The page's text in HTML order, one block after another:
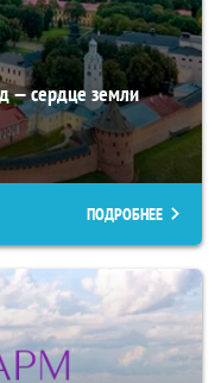
— сердце земли
ПОДРОБНЕЕ